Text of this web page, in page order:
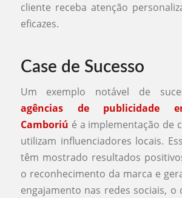
cliente receba atenção
eficazes.
Case de Sucesso
Um exemplo notável de
agências de publicidade
Camboriú é a implementação de
utilizam influenciadores locais.
têm mostrado resultados
o reconhecimento da marca e
engajamento nas redes sociais, o